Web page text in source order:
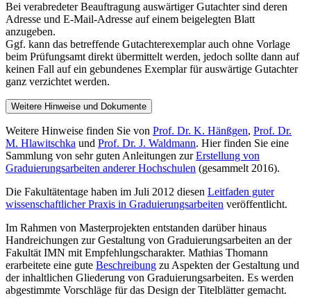
Bei verabredeter Beauftragung auswärtiger Gutachter sind deren
Adresse und E-Mail-Adresse auf einem beigelegten Blatt
anzugeben.
Ggf. kann das betreffende Gutachterexemplar auch ohne Vorlage
beim Prüfungsamt direkt übermittelt werden, jedoch sollte dann auf
keinen Fall auf ein gebundenes Exemplar für auswärtige Gutachter
ganz verzichtet werden.
Weitere Hinweise und Dokumente
Weitere Hinweise finden Sie von Prof. Dr. K. Hänßgen, Prof. Dr.
M. Hlawitschka und Prof. Dr. J. Waldmann. Hier finden Sie eine
Sammlung von sehr guten Anleitungen zurErstellung von
Graduierungsarbeiten anderer Hochschulen (gesammelt 2016).
Die Fakultätentage haben im Juli 2012 diesen Leitfaden guter
wissenschaftlicher Praxis in Graduierungsarbeiten veröffentlicht.
Im Rahmen von Masterprojekten entstanden darüber hinaus
Handreichungen zur Gestaltung von Graduierungsarbeiten an der
Fakultät IMN mit Empfehlungscharakter. Mathias Thomann
erarbeitete eine gute Beschreibung zu Aspekten der Gestaltung und
der inhaltlichen Gliederung von Graduierungsarbeiten. Es werden
abgestimmte Vorschläge für das Design der Titelblätter gemacht.